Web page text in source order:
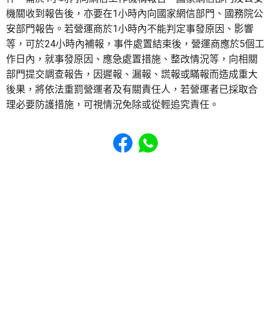
機關收到報告後，亦要在1小時內向國家網信部門、國務院公
安部門報告。若營運商於1小時內不能判定事發原因、影響
等，可於24小時內補報，事件處置結束後，營運商應於5個工
作日內，就事發原因、應急處置措施、整改情況等，向相關
部門提交調查報告，因遲報、漏報、謊報或瞞報而造成重大
後果，將依法重罰營運者及有關責任人，若營運者已採取合
理必要防護措施，可視情況免除或從輕追究責任。
Share to Facebook
Share to WhatsApp